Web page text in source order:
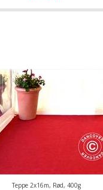
Teppe 2x16m, Rød, 400g